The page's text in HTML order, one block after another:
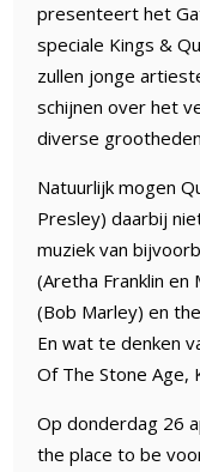
presenteert het
speciale Kings &
zullen jonge
schijnen over het
diverse
Natuurlijk mogen
Presley) daarbij
muziek van
(Aretha Franklin en
(Bob Marley) en
En wat te denken
Of The Stone Age,
Op donderdag 26
the place to be